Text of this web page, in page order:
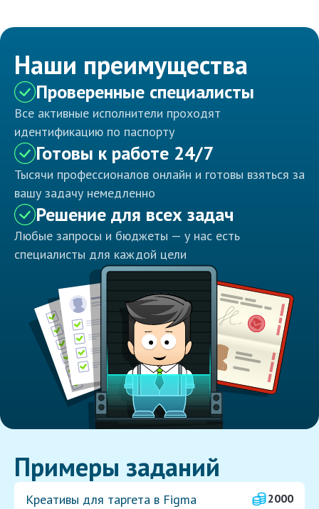
Наши преимущества
Проверенные специалисты
Все активные исполнители проходят
идентификацию по паспорту
Готовы к работе 24/7
Тысячи профессионалов онлайн и готовы взяться за
вашу задачу немедленно
Решение для всех задач
Любые запросы и бюджеты — у нас есть
специалисты для каждой цели
Примеры заданий
Креативы для таргета в Figma
2000